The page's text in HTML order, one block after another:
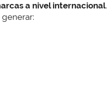
a nivel internacional